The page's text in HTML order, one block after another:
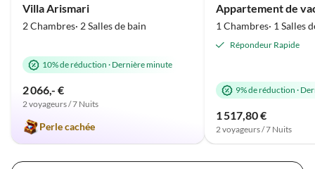
Villa Arismari
2 Chambres· 2 Salles de bain
10% de réduction · Dernière minute
2 066,- €
2 voyageurs / 7 Nuits
Perle cachée
1 Chambres· 1 Salles
Répondeur Rapide
9% de réduction ·
1 517,80 €
2 voyageurs / 7 Nuits